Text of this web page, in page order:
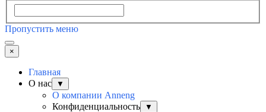
Пропустить меню
×
Главная
О нас
▼
О компании Anneng
Конфиденциальность
▼